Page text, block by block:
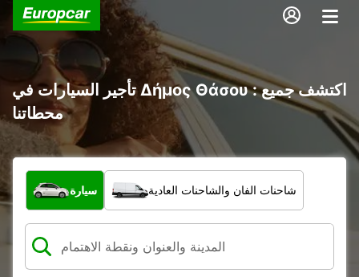
تأجير السيارات في Δήμος Θάσου : اكتشف جميع
محطاتنا
ما نوع المركبة؟
سيارة شاحنات الفان والشاحنات العادية